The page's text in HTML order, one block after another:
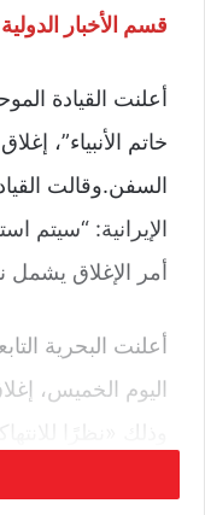
قسم الأخبار الدولية 11/06/2026
أعلنت ‌القيادة
خاتم الأنبياء”،
السفن.وقالت
الإيرانية: “سيتم
أمر الإغلاق يشمل
أعلنت البحرية
اليوم الخميس،
من قبل الولايات